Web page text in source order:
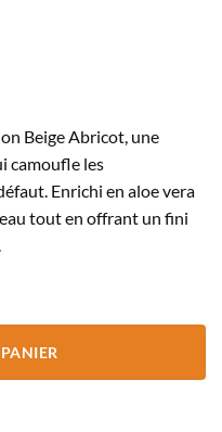
Beige Abricot, une
camoufle les
Enrichi en aloe vera
tout en offrant un fini